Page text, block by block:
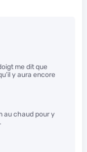
me dit que
y aura encore
au chaud pour y